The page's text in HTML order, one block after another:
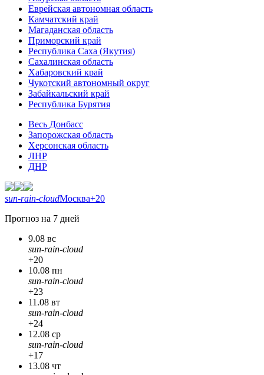
Еврейская автономная область
Камчатский край
Магаданская область
Приморский край
Республика Саха (Якутия)
Сахалинская область
Хабаровский край
Чукотский автономный округ
Забайкальский край
Республика Бурятия
Весь Донбасс
Запорожская область
Херсонская область
ЛНР
ДНР
sun-rain-cloudМосква+20
Прогноз на 7 дней
9.08 вс
sun-rain-cloud
+20
10.08 пн
sun-rain-cloud
+23
11.08 вт
sun-rain-cloud
+24
12.08 ср
sun-rain-cloud
+17
13.08 чт